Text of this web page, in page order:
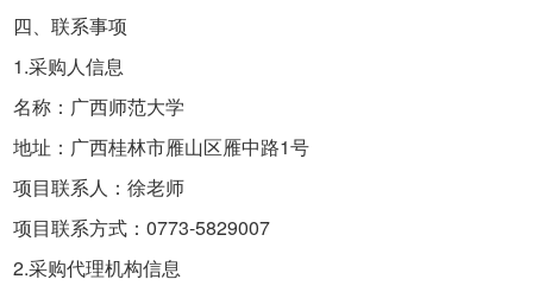
四、联系事项
1.采购人信息
名称：广西师范大学
地址：广西桂林市雁山区雁中路1号
项目联系人：徐老师
项目联系方式：0773-5829007
2.采购代理机构信息